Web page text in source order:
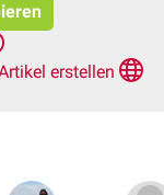
erstellen